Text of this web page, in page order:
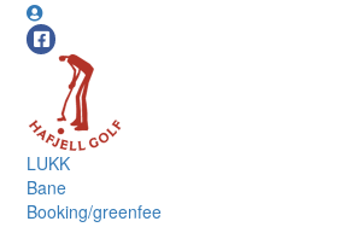
LUKK
Bane
Booking/greenfee